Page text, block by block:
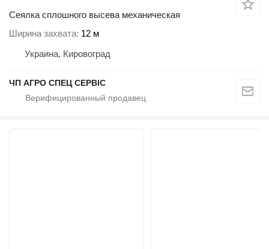
Сеялка сплошного высева механическая
Ширина захвата 12 м
Украина, Кировоград
ЧП АГРО СПЕЦ СЕРВІС